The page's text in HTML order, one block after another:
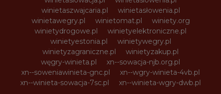
winietaszwajcaria.pl
winietasłowenia.pl
winietawegry.pl
winietomat.pl
winiety.org
winietydrogowe.pl
winietyelektroniczne.pl
winietyestonia.pl
winietywegry.pl
winietyzagraniczne.pl
winietyzakup.pl
węgry-winieta.pl
xn--sowacja-njb.org.pl
xn--soweniawinieta-gnc.pl
xn--wgry-winieta-4vb.pl
xn--winieta-sowacja-7sc.pl
xn--winieta-wgry-dwb.pl